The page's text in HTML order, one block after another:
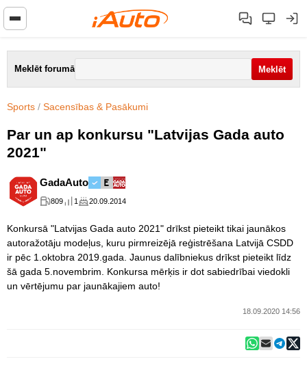
Meklēt forumā
Sports / Sacensības & Pasākumi
Par un ap konkursu "Latvijas Gada auto
2021"
GadaAuto
809 1 20.09.2014
Konkursā "Latvijas Gada auto 2021" drīkst pieteikt tikai jaunākos
autoražotāju modeļus, kuru pirmreizējā reģistrēšana Latvijā CSDD
ir pēc 1.oktobra 2019.gada. Jaunus dalībniekus drīkst pieteikt līdz
šā gada 5.novembrim. Konkursa mērķis ir dot sabiedrībai viedokli
un vērtējumu par jaunākajiem auto!
18.09.2020 14:56